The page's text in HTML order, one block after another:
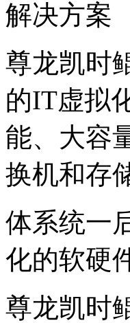
解决方案
尊龙凯时
的IT虚拟
能、大
换机和存
体系统一
化的软硬
尊龙凯时